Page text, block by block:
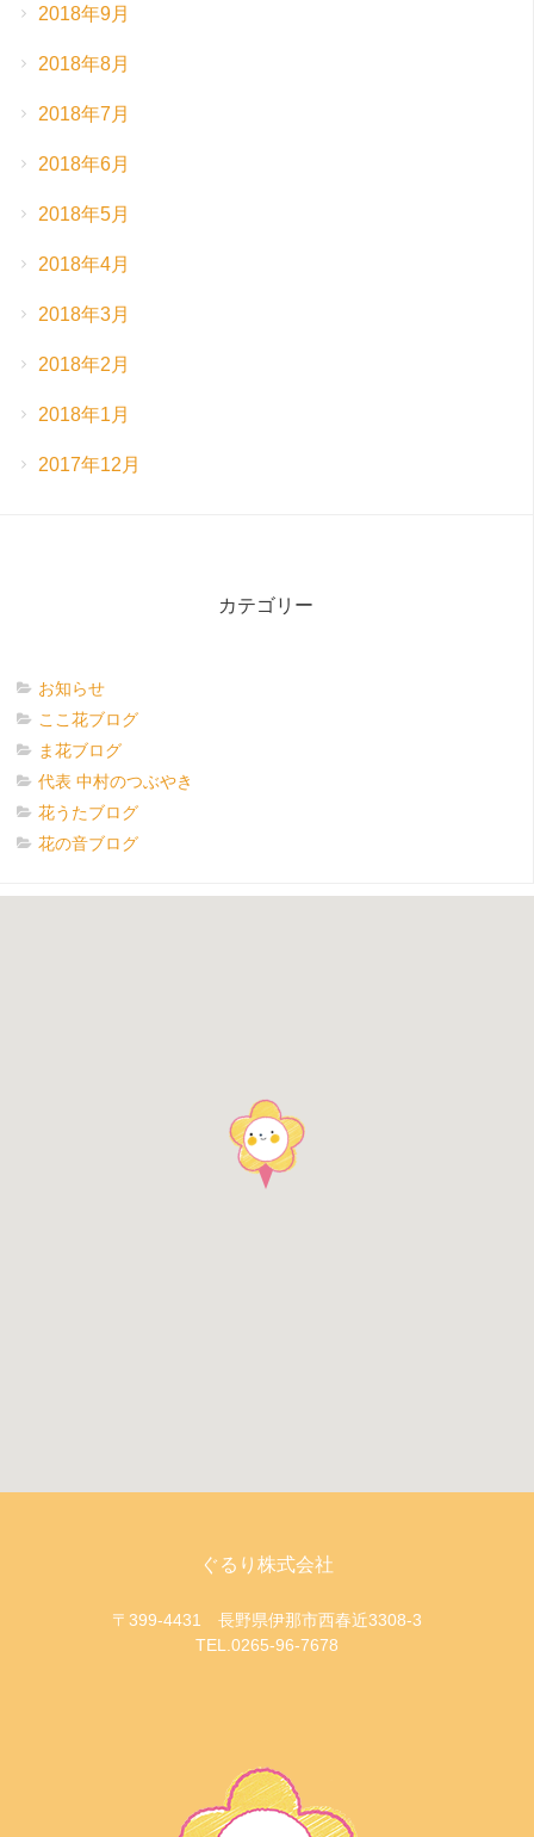
2018年9月
2018年8月
2018年7月
2018年6月
2018年5月
2018年4月
2018年3月
2018年2月
2018年1月
2017年12月
カテゴリー
お知らせ
ここ花ブログ
ま花ブログ
代表 中村のつぶやき
花うたブログ
花の音ブログ
ぐるり株式会社
〒399-4431 長野県伊那市西春近3308-3
TEL.0265-96-7678